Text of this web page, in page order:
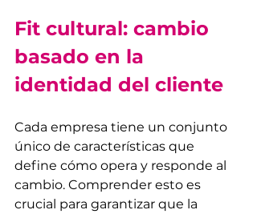
Fit cultural: cambio
basado en la
identidad del cliente
Cada empresa tiene un conjunto
único de características que
define cómo opera y responde al
cambio. Comprender esto es
crucial para garantizar que la